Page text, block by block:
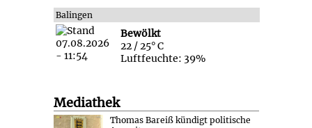
Balingen
Bewölkt
22 / 25° C
Luftfeuchte: 39%
Mediathek
Thomas Bareiß kündigt politische